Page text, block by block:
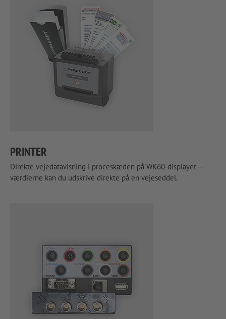
PRINTER
Direkte vejedatavisning i proceskæden på WK60-displayet –
værdierne kan du udskrive direkte på en vejeseddel.